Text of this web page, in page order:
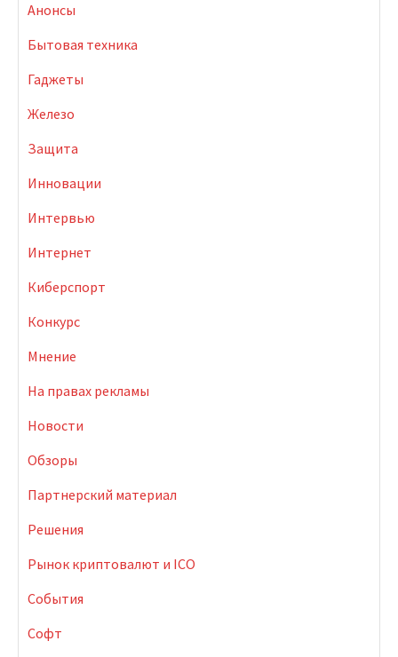
Анонсы
Бытовая техника
Гаджеты
Железо
Защита
Инновации
Интервью
Интернет
Киберспорт
Конкурс
Мнение
На правах рекламы
Новости
Обзоры
Партнерский материал
Решения
Рынок криптовалют и ICO
События
Софт